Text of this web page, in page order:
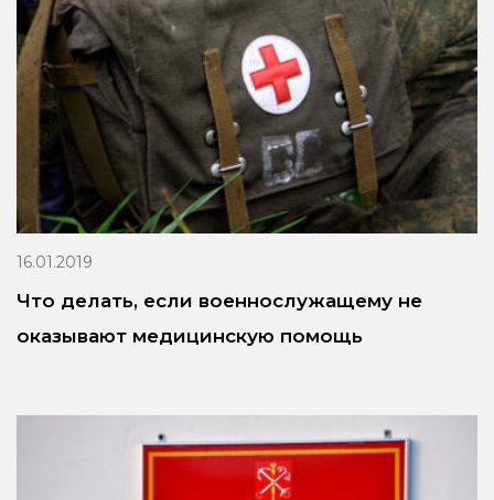
16.01.2019
Что делать, если военнослужащему не
оказывают медицинскую помощь